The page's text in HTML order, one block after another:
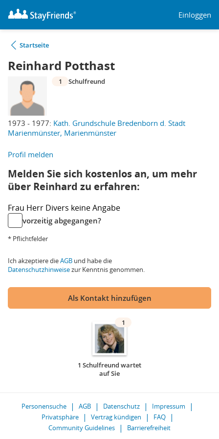
Einloggen
Startseite
Reinhard Potthast
1973 - 1977: Kath. Grundschule Bredenborn d. Stadt
Marienmünster, Marienmünster
1 Schulfreund
Profil melden
Melden Sie sich kostenlos an, um mehr
über Reinhard zu erfahren:
Frau Herr Divers keine Angabe
vorzeitig abgegangen?
* Pflichtfelder
Ich akzeptiere dieAGB und habe die
Datenschutzhinweisezur Kenntnis genommen.
Als Kontakt hinzufügen
1
1 Schulfreund wartet
auf Sie
Personensuche AGB Datenschutz
Impressum
Privatsphäre
Vertrag kündigen
FAQ
Community Guidelines
Barrierefreiheit